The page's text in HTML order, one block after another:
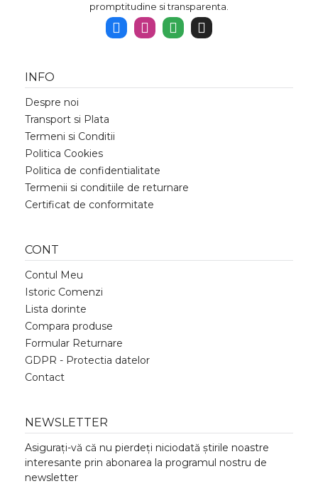
promptitudine si transparenta.
INFO
Despre noi
Transport si Plata
Termeni si Conditii
Politica Cookies
Politica de confidentialitate
Termenii si conditiile de returnare
Certificat de conformitate
CONT
Contul Meu
Istoric Comenzi
Lista dorinte
Compara produse
Formular Returnare
GDPR - Protectia datelor
Contact
NEWSLETTER
Asigurați-vă că nu pierdeți niciodată știrile noastre
interesante prin abonarea la programul nostru de
newsletter